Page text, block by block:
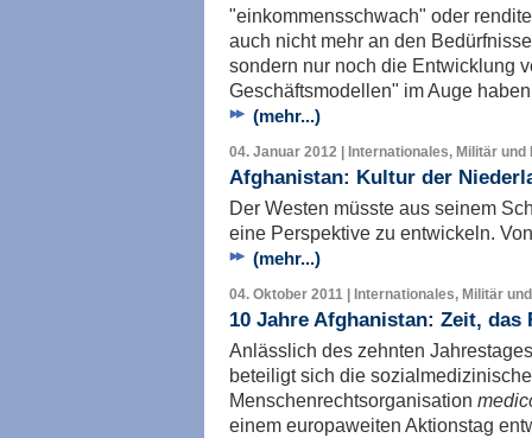
"einkommensschwach" oder
auch nicht mehr an den
sondern nur noch die Entwicklung
Geschäftsmodellen" im Auge
(mehr...)
04. Januar 2012 | Internationales, Militär und
Afghanistan: Kultur der
Der Westen müsste aus seinem
eine Perspektive zu entwickeln.
(mehr...)
04. Oktober 2011 | Internationales, Militär
10 Jahre Afghanistan: Zeit, das
Anlässlich des zehnten
beteiligt sich die
Menschenrechtsorganisation
einem europaweiten Aktionstag